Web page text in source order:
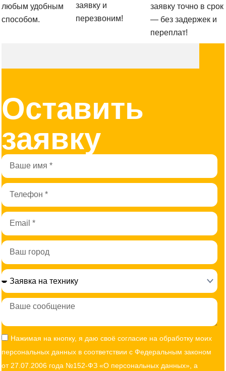
любым удобным
способом.
заявку и
перезвоним!
заявку точно в срок
— без задержек и
переплат!
Оставить
заявку
Имя
Телефон
Email
Город
Сообщение
Согласие
Нажимая на кнопку, я даю своё согласие на обработку моих
персональных данных в соответствии с Федеральным законом
от 27.07.2006 года №152-ФЗ «О персональных данных», а